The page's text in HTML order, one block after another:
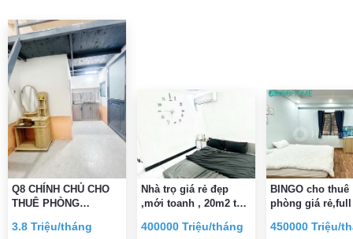
Q8 CHÍNH CHỦ CHO
THUÊ PHÒNG
3.8 Triệu/tháng
Nhà trọ giá rẻ đẹp
,mới toanh , 20m2 tại
HCM, 4 triệu ngay
400000 Triệu/tháng
BINGO cho thuê
phòng giá
sẽ,mới ,đẹp
450000 Triệu/